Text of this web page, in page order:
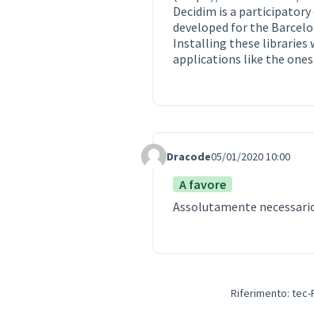
Decidim is a
developed for the
Installing these libraries
applications like the
Comment Label
Dracode05/01/2020 10:00
A favore
Assolutamente
Riferimento: tec-